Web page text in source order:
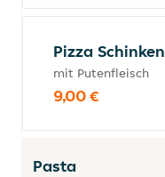
Pizza Schinken
mit Putenfleisch
9,00 €
Pasta